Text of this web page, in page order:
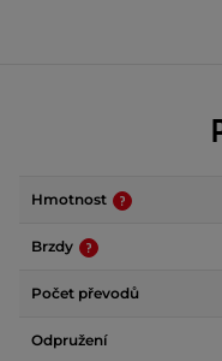
Hmotnost
Brzdy
Počet převodů
Odpružení